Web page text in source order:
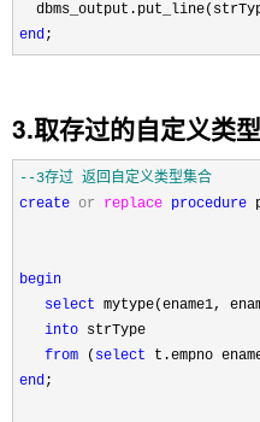
end;
3.取存过的自定义类
--3存过 返回自定义类型集合
create or replace procedure
begin
select mytype(ename1,
into strType
from ( select t.empno
end;